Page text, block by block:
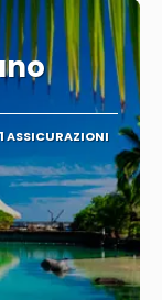
1 ASSICURAZIONI